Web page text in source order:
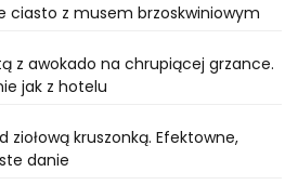
ciasto z musem brzoskwiniowym
z awokado na chrupiącej grzance.
jak z hotelu
ziołową kruszonką. Efektowne,
danie